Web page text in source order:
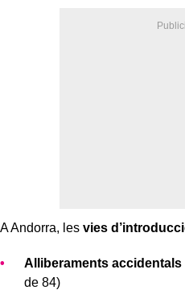
A Andorra, les vies
Alliberaments accidentals
de 84)